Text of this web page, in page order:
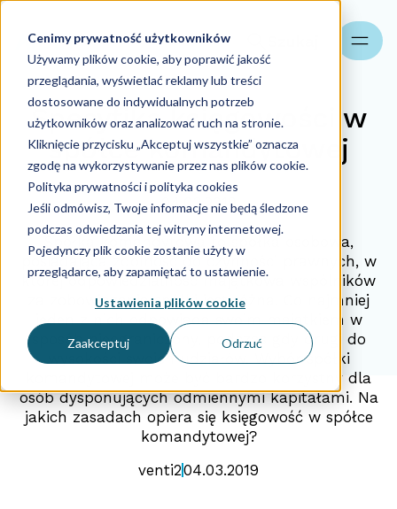
Cenimy prywatność użytkowników
Używamy plików cookie, aby poprawić jakość
przeglądania, wyświetlać reklamy lub treści
dostosowane do indywidualnych potrzeb
użytkowników oraz analizować ruch na stronie.
Kliknięcie przycisku „Akceptuj wszystkie” oznacza
zgodę na wykorzystywanie przez nas plików cookie.
Polityka prywatności i polityka cookies
Jeśli odmówisz, Twoje informacje nie będą śledzone
podczas odwiedzania tej witryny internetowej.
Pojedynczy plik cookie zostanie użyty w
przeglądarce, aby zapamiętać to ustawienie.
Ustawienia plików cookie
Zaakceptuj Odrzuć
Specyfika księgowości w
spółce komandytowej
04.03.2019
Spółka komandytowa to spółka osobowa,
posiadająca zdolność do czynności prawnych, w
której odpowiedzialność majątkowa wspólników
za zobowiązania spółki jest różna. Co najmniej
jeden z nich odpowiada swoim majątkiem w
sposób nieograniczony, podczas gdy drugi do
wysokości swoich udziałów. Wybór spółki
komandytowej może być bardzo korzystny dla
osób dysponujących odmiennymi kapitałami. Na
jakich zasadach opiera się księgowość w spółce
komandytowej?
venti204.03.2019